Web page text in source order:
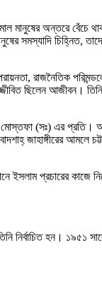
মানুষের অন্তরে বেঁচে
সমস্যাদি চিহ্নিত,
রাজনৈতিক
ছিলেন আজীবন। তিনি
মোস্তফা (সঃ) এর
আমলে
ইসলাম প্রচারের
নির্বাচিত হন। ১৯৫১